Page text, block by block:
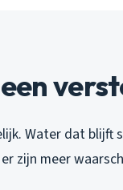
Water dat
zijn meer